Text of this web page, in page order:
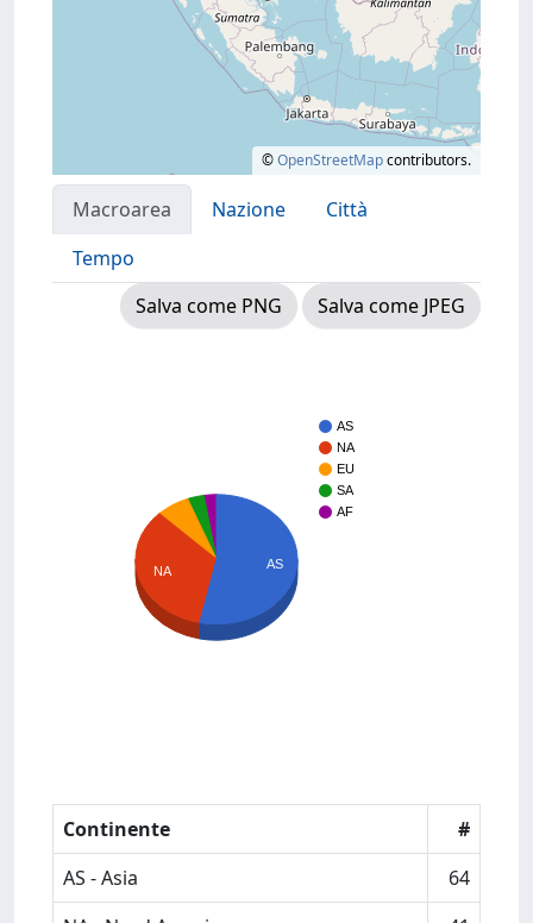
©OpenStreetMapcontributors.
Macroarea Nazione
Città
Tempo
Salva come PNG
Salva come JPEG
AS
NA
EU
SA
AF
NA
AS
Continente
#
AS - Asia
64